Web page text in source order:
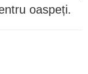
oaspeți.